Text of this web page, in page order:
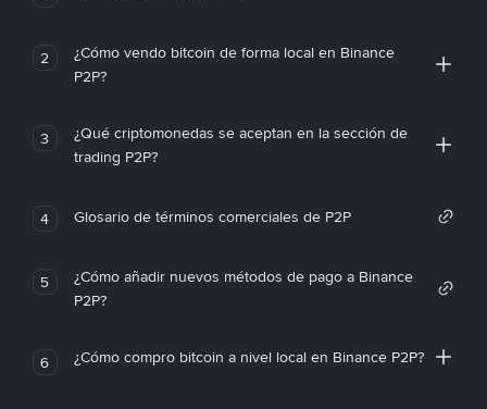
2
¿Cómo vendo bitcoin de forma local en Binance
P2P?
3
¿Qué criptomonedas se aceptan en la sección de
trading P2P?
4 Glosario de términos comerciales de P2P
5
¿Cómo añadir nuevos métodos de pago a Binance
P2P?
6 ¿Cómo compro bitcoin a nivel local en Binance P2P?